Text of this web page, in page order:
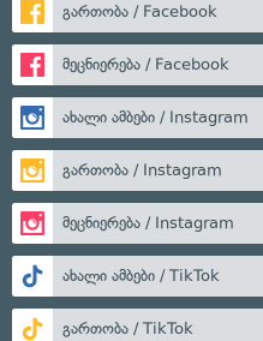
გართობა / Facebook
მეცნიერება / Facebook
ახალი ამბები / Instagram
გართობა / Instagram
მეცნიერება / Instagram
ახალი ამბები / TikTok
გართობა / TikTok